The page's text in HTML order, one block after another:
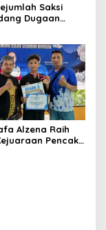
Saksi
Dugaan
Alzena Raih
Pencak